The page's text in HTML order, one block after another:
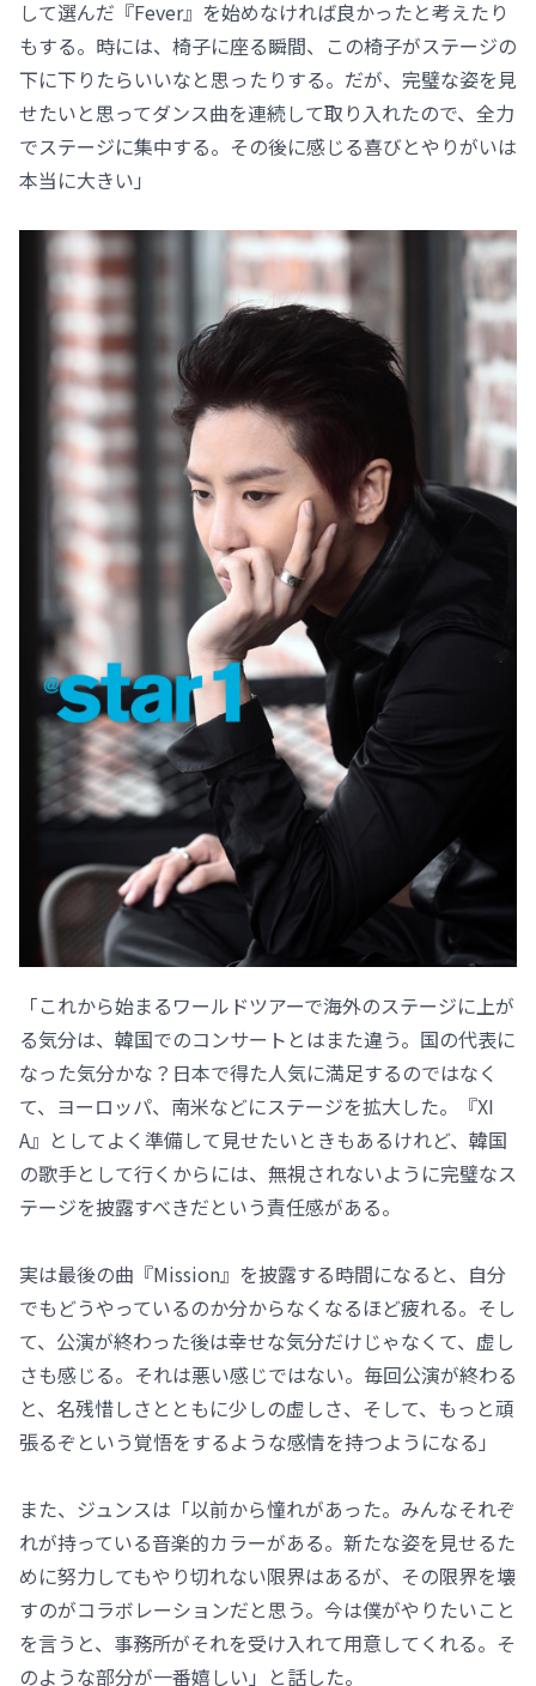
して選んだ『Fever』を始めなければ良かったと考えたり
もする。時には、椅子に座る瞬間、この椅子がステージの
下に下りたらいいなと思ったりする。だが、完璧な姿を見
せたいと思ってダンス曲を連続して取り入れたので、全力
でステージに集中する。その後に感じる喜びとやりがいは
本当に大きい」
「これから始まるワールドツアーで海外のステージに上が
る気分は、韓国でのコンサートとはまた違う。国の代表に
なった気分かな？日本で得た人気に満足するのではなく
て、ヨーロッパ、南米などにステージを拡大した。『XI
A』としてよく準備して見せたいときもあるけれど、韓国
の歌手として行くからには、無視されないように完璧なス
テージを披露すべきだという責任感がある。
実は最後の曲『Mission』を披露する時間になると、自分
でもどうやっているのか分からなくなるほど疲れる。そし
て、公演が終わった後は幸せな気分だけじゃなくて、虚し
さも感じる。それは悪い感じではない。毎回公演が終わる
と、名残惜しさとともに少しの虚しさ、そして、もっと頑
張るぞという覚悟をするような感情を持つようになる」
また、ジュンスは「以前から憧れがあった。みんなそれぞ
れが持っている音楽的カラーがある。新たな姿を見せるた
めに努力してもやり切れない限界はあるが、その限界を壊
すのがコラボレーションだと思う。今は僕がやりたいこと
を言うと、事務所がそれを受け入れて用意してくれる。そ
のような部分が一番嬉しい」と話した。